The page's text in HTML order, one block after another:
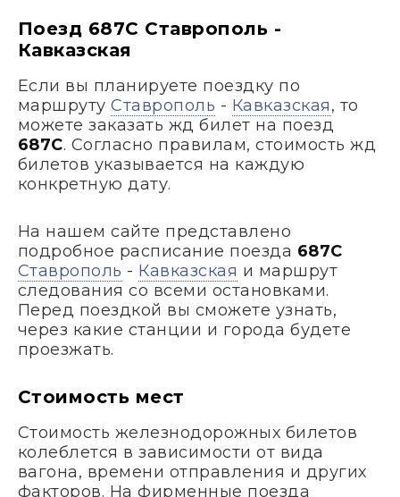
Поезд 687С Ставрополь -
Кавказская
Если вы планируете поездку по
маршрутуСтаврополь - Кавказская, то
можете заказать жд билет на поезд
687С. Согласно правилам, стоимость жд
билетов указывается на каждую
конкретную дату.
На нашем сайте представлено
подробное расписание поезда 687С
Ставрополь - Кавказская и маршрут
следования со всеми остановками.
Перед поездкой вы сможете узнать,
через какие станции и города будете
проезжать.
Стоимость мест
Стоимость железнодорожных билетов
колеблется в зависимости от вида
вагона, времени отправления и других
факторов. На фирменные поезда